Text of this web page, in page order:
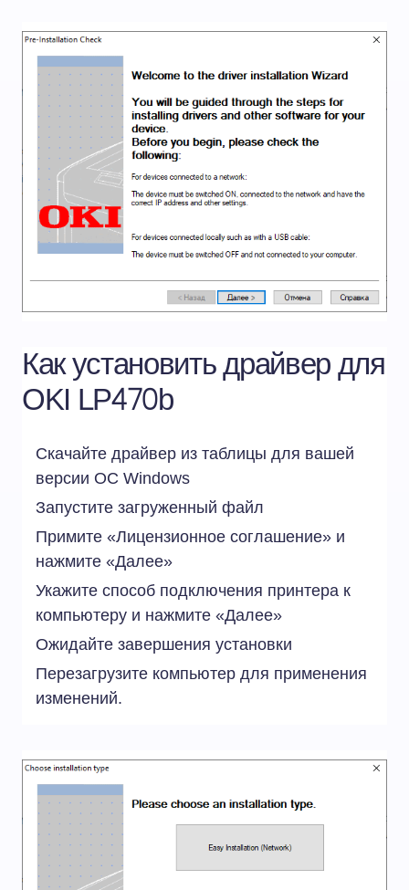
Как установить драйвер для
OKI LP470b
Скачайте драйвер из таблицы для вашей
версии ОС Windows
Запустите загруженный файл
Примите «Лицензионное соглашение» и
нажмите «Далее»
Укажите способ подключения принтера к
компьютеру и нажмите «Далее»
Ожидайте завершения установки
Перезагрузите компьютер для применения
изменений.